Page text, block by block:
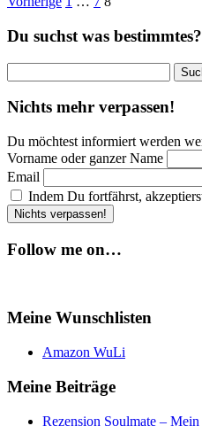
Seitennummerierung
der
Du suchst was bestimmtes?
nach:
Nichts mehr verpassen!
Du möchtest informiert werden
Vorname oder ganzer Name
Email
Indem Du fortfährst,
Follow me on…
Meine Wunschlisten
Amazon WuLi
Meine Beiträge
Rezension Soulmate –